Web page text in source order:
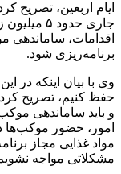
ایام اربعین، تصریح
جاری
اقدامات، ساماندهی
برنامه‌ریزی شود.
وی با بیان اینکه در
و باید ساماندهی
امور، حضور موکب‌ها
مواد غذایی مجاز
مشکلاتی مواجه